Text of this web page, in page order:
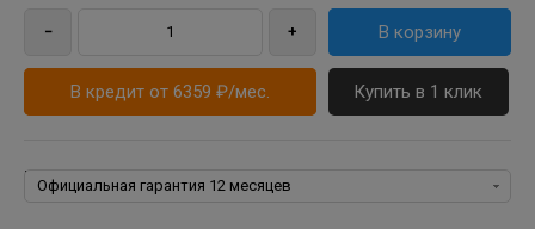
В кредит от 6359 ₽/мес. Купить в 1 клик
Гарантия: